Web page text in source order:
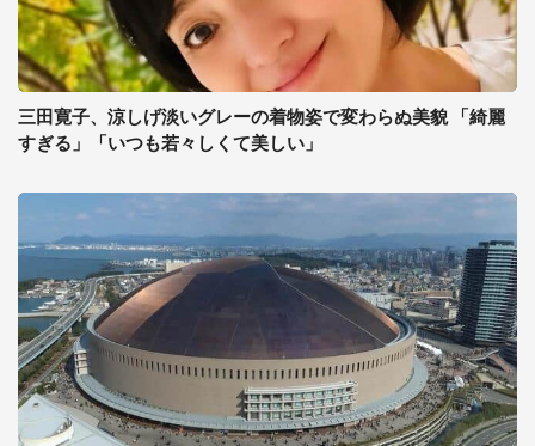
三田寛子、涼しげ淡いグレーの着物姿で変わらぬ美貌 「綺麗
すぎる」「いつも若々しくて美しい」